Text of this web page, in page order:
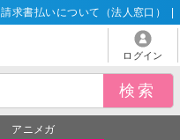
請求書払いについて（法人窓口）
ログイン
アニメガ